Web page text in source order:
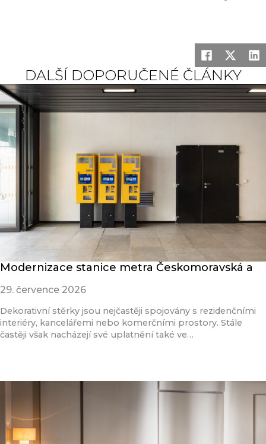
DALŠÍ DOPORUČENÉ ČLÁNKY
Modernizace stanice metra Českomoravská a
29. července 2026
Dekorativní stěrky jsou nejčastěji spojovány s rezidenčními
interiéry, kancelářemi nebo komerčními prostory. Stále
častěji však nacházejí své uplatnění také ve…